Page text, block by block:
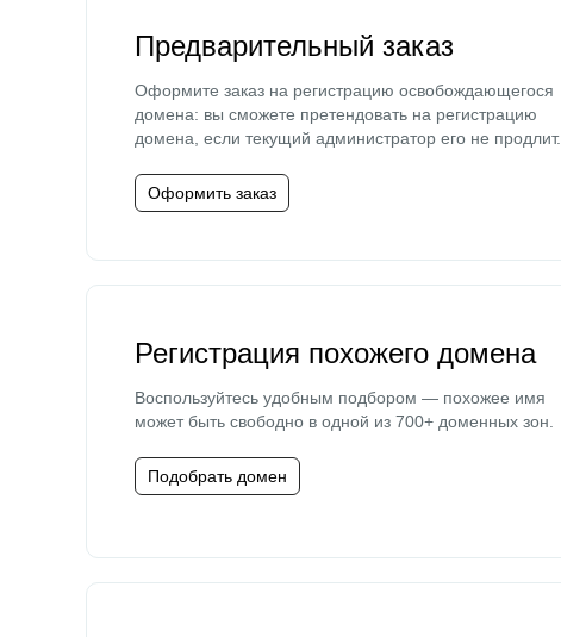
Предварительный заказ
Оформите заказ на регистрацию освобождающегося
домена: вы сможете претендовать на регистрацию
домена, если текущий администратор его не продлит.
Оформить заказ
Регистрация похожего домена
Воспользуйтесь удобным подбором — похожее имя
может быть свободно в одной из 700+ доменных зон.
Подобрать домен